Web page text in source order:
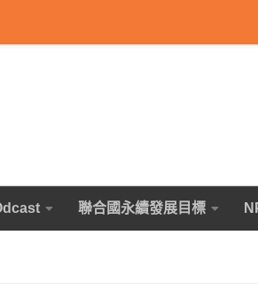
聯合國永續發展目標